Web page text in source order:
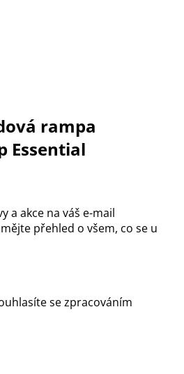
rampa
Essential
a akce na váš e-mail
přehled o všem, co se u
sezpracováním